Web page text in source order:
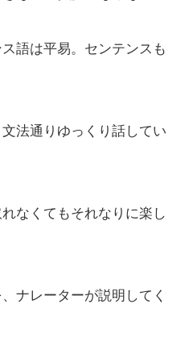
語は平易。センテンスも
法通りゆっくり話してい
なくてもそれなりに楽し
ナレーターが説明してく